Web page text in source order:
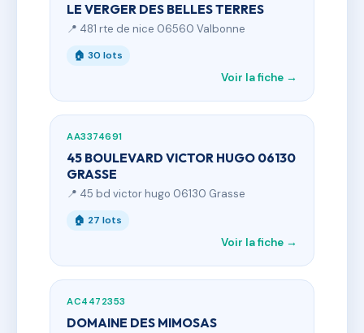
LE VERGER DES BELLES TERRES
📍 481 rte de nice 06560 Valbonne
🏠 30 lots
Voir la fiche →
AA3374691
45 BOULEVARD VICTOR HUGO 06130
GRASSE
📍 45 bd victor hugo 06130 Grasse
🏠 27 lots
Voir la fiche →
AC4472353
DOMAINE DES MIMOSAS